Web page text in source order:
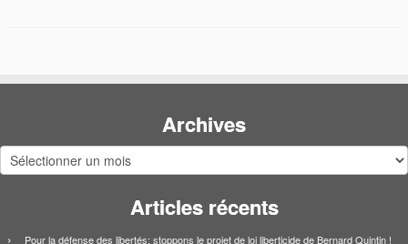
Archives
Archives
Articles récents
Pour la défense des libertés: stoppons le projet de loi liberticide de Bernard Quintin !